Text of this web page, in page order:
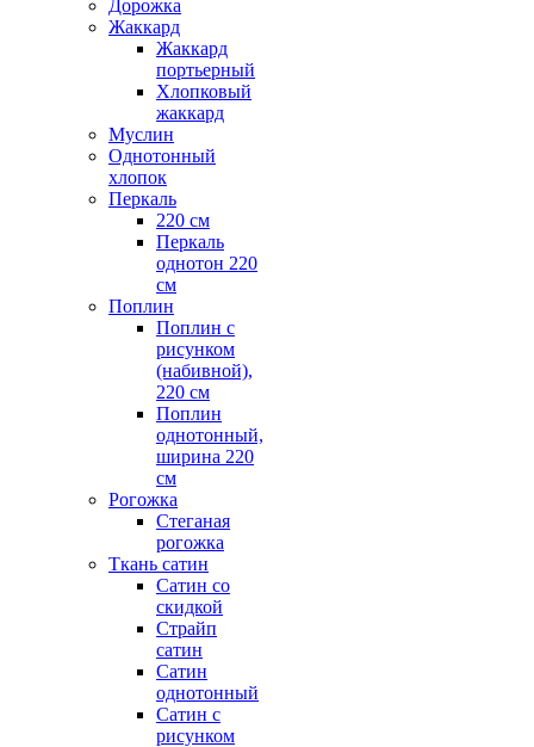
Дорожка
Жаккард
Жаккард
портьерный
Хлопковый
жаккард
Муслин
Однотонный
хлопок
Перкаль
220 см
Перкаль
однотон 220
см
Поплин
Поплин с
рисунком
(набивной),
220 см
Поплин
однотонный,
ширина 220
см
Рогожка
Стеганая
рогожка
Ткань сатин
Сатин со
скидкой
Страйп
сатин
Сатин
однотонный
Сатин с
рисунком